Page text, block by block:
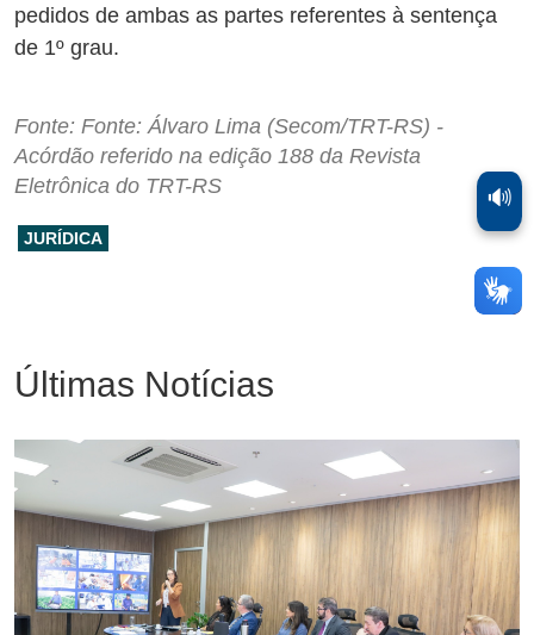
pedidos de ambas as partes referentes à sentença
de 1º grau.
Fonte: Fonte: Álvaro Lima (Secom/TRT-RS) -
Acórdão referido na edição 188 da Revista
Eletrônica do TRT-RS
JURÍDICA
Últimas Notícias
🔊